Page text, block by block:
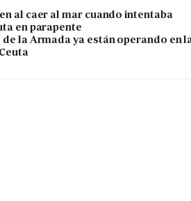
al caer al mar cuando intentaba
en parapente
la Armada ya están operando en